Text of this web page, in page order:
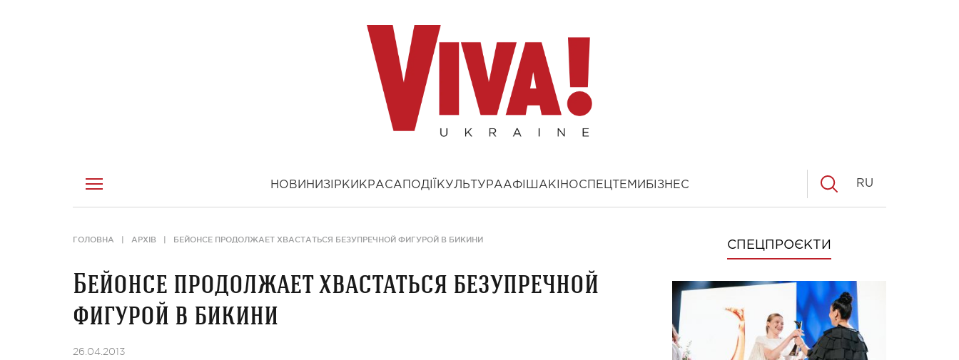
НОВИНИ ЗІРКИ КРАСА ПОДІЇ КУЛЬТУРААФІША КІНОСПЕЦТЕМИ БІЗНЕС RU
ГОЛОВНА АРХІВ БЕЙОНСЕ ПРОДОЛЖАЕТ ХВАСТАТЬСЯ БЕЗУПРЕЧНОЙ ФИГУРОЙ В БИКИНИ
Бейонсе продолжает хвастаться безупречной
фигурой в бикини
26.04.2013
СПЕЦПРОЄКТИ